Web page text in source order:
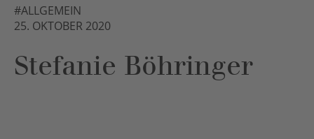
#ALLGEMEIN
25. OKTOBER 2020
Stefanie Böhringer